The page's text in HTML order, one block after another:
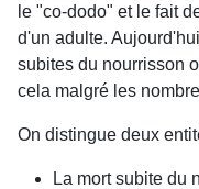
le "co-dodo" et le fait
d'un adulte.
subites du nourrisson
cela malgré les
On distingue deux
La mort subite du